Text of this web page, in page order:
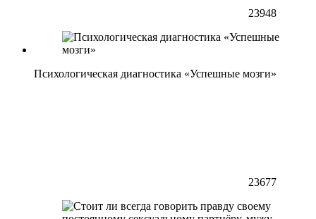
23948
Психологическая диагностика «Успешные мозги»
23677